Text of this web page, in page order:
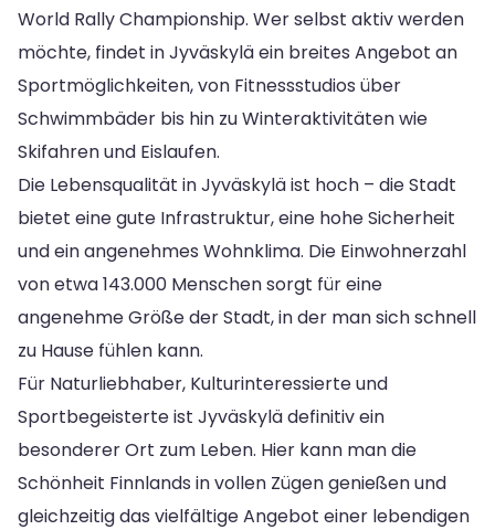
World Rally Championship. Wer selbst aktiv werden
möchte, findet in Jyväskylä ein breites Angebot an
Sportmöglichkeiten, von Fitnessstudios über
Schwimmbäder bis hin zu Winteraktivitäten wie
Skifahren und Eislaufen.
Die Lebensqualität in Jyväskylä ist hoch – die Stadt
bietet eine gute Infrastruktur, eine hohe Sicherheit
und ein angenehmes Wohnklima. Die Einwohnerzahl
von etwa 143.000 Menschen sorgt für eine
angenehme Größe der Stadt, in der man sich schnell
zu Hause fühlen kann.
Für Naturliebhaber, Kulturinteressierte und
Sportbegeisterte ist Jyväskylä definitiv ein
besonderer Ort zum Leben. Hier kann man die
Schönheit Finnlands in vollen Zügen genießen und
gleichzeitig das vielfältige Angebot einer lebendigen